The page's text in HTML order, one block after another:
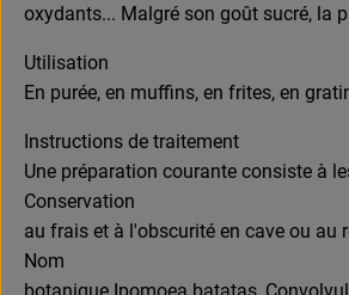
oxydants... Malgré son goût sucré, la
Utilisation
En purée, en muffins, en frites, en
Instructions de traitement
Une préparation courante consiste à
Conservation
au frais et à l'obscurité en cave ou au
Nom